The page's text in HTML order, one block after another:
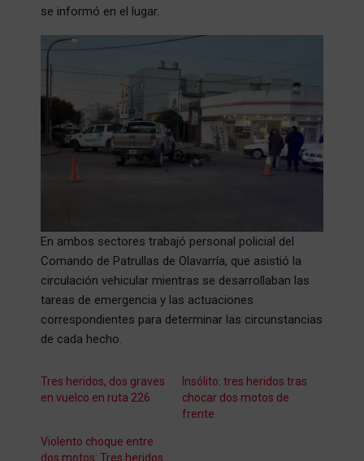
se informó en el lugar.
En ambos sectores trabajó personal policial del
Comando de Patrullas de Olavarría, que asistió la
circulación vehicular mientras se desarrollaban las
tareas de emergencia y las actuaciones
correspondientes para determinar las circunstancias
de cada hecho.
Tres heridos, dos graves
en vuelco en ruta 226
Insólito: tres heridos tras
chocar dos motos de
frente
Violento choque entre
dos motos: Tres heridos